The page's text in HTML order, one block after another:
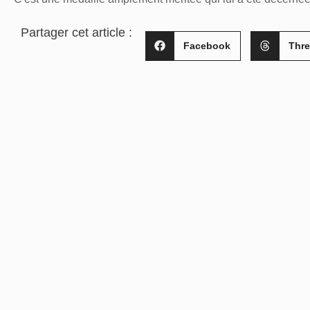
Partager cet article :
Facebook